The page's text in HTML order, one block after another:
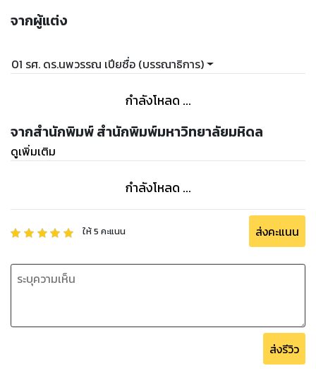
บุคคล ครอบครัว และชุมชน
จากผู้แต่ง
01 รศ. ดร.นพวรรณ เปียซื่อ (บรรณาธิการ)
กำลังโหลด ...
จากสำนักพิมพ์ สำนักพิมพ์มหาวิทยาลัยมหิดล
ดูเพิ่มเติม
กำลังโหลด ...
ให้5 คะแนน ส่งคะแนน
ส่งรีวิว